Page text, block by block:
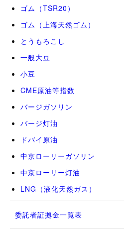
ゴム（TSR20）
ゴム（上海天然ゴム）
とうもろこし
一般大豆
小豆
CME原油等指数
バージガソリン
バージ灯油
ドバイ原油
中京ローリーガソリン
中京ローリー灯油
LNG（液化天然ガス）
委託者証拠金一覧表